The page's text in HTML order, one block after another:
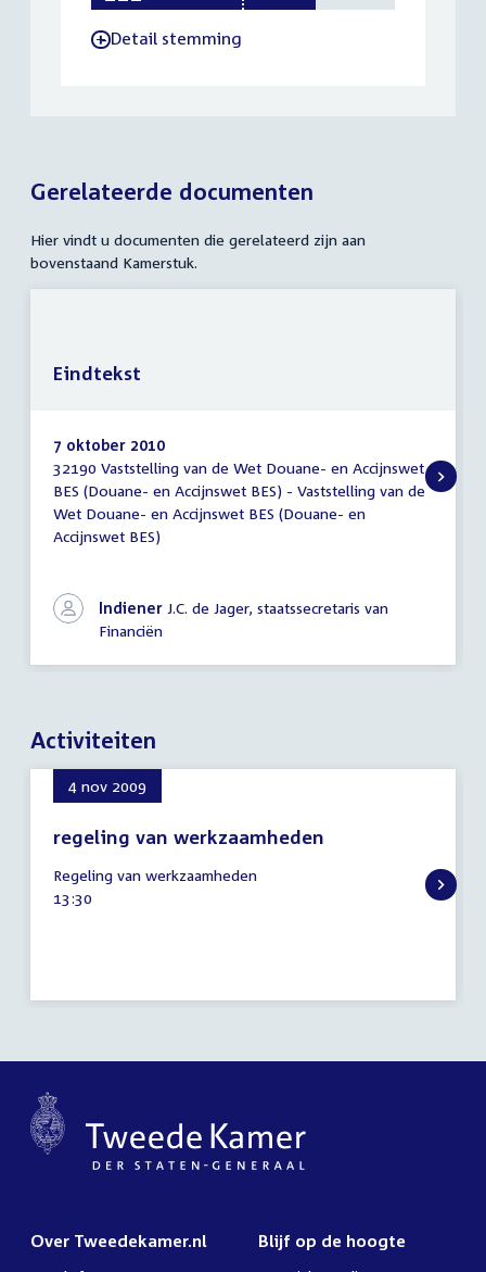
-Detail stemming
Gerelateerde documenten
Hier vindt u documenten die gerelateerd zijn aan
bovenstaand Kamerstuk.
Eindtekst
7 oktober 2010
32190 Vaststelling van de Wet Douane- en Accijnswet
BES (Douane- en Accijnswet BES) - Vaststelling van de
Wet Douane- en Accijnswet BES (Douane- en
Accijnswet BES)
Indiener J.C. de Jager, staatssecretaris van
Financiën
Eindtekst
Activiteiten
4 nov 2009
regeling van werkzaamheden
november
2009
Regeling van werkzaamheden
Tijd
13:30
Over Tweedekamer.nl Blijf op de hoogte